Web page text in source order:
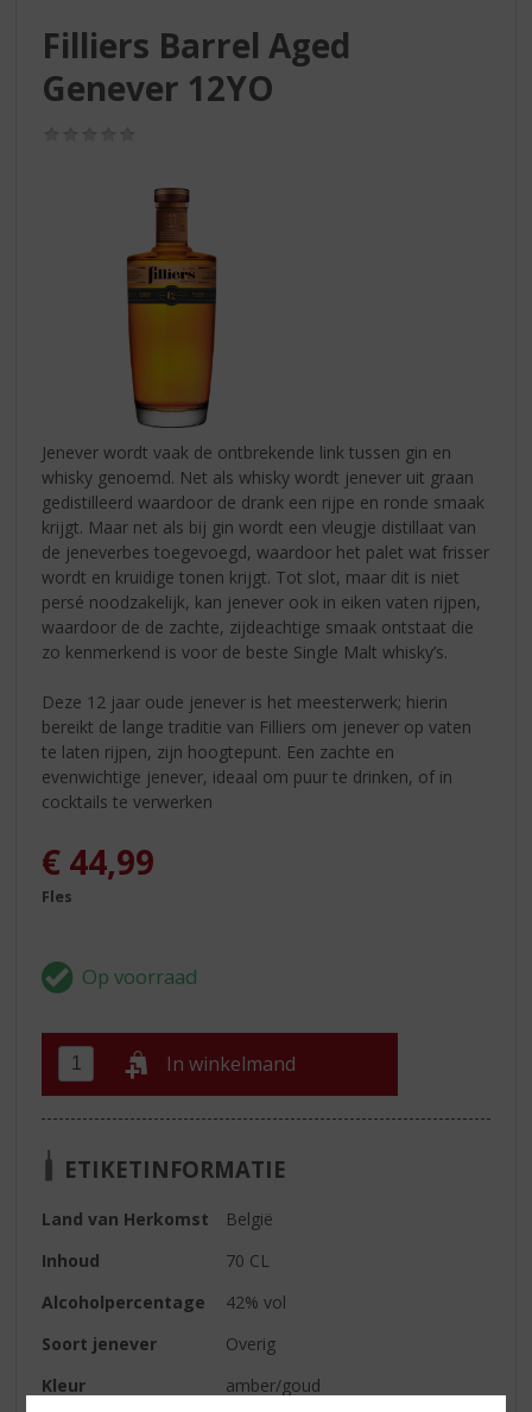
Filliers Barrel Aged
Genever 12YO
Jenever wordt vaak de ontbrekende link tussen gin en
whisky genoemd. Net als whisky wordt jenever uit graan
gedistilleerd waardoor de drank een rijpe en ronde smaak
krijgt. Maar net als bij gin wordt een vleugje distillaat van
de jeneverbes toegevoegd, waardoor het palet wat frisser
wordt en kruidige tonen krijgt. Tot slot, maar dit is niet
persé noodzakelijk, kan jenever ook in eiken vaten rijpen,
waardoor de de zachte, zijdeachtige smaak ontstaat die
zo kenmerkend is voor de beste Single Malt whisky’s.
Deze 12 jaar oude jenever is het meesterwerk; hierin
bereikt de lange traditie van Filliers om jenever op vaten
te laten rijpen, zijn hoogtepunt. Een zachte en
evenwichtige jenever, ideaal om puur te drinken, of in
cocktails te verwerken
€ 44,99
Fles
In winkelmand
ETIKETINFORMATIE
Land van Herkomst
België
Inhoud
70 CL
Alcoholpercentage
42% vol
Soort jenever
Overig
Kleur
amber/goud